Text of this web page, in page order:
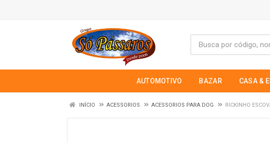
AUTOMOTIVO BAZAR CASA &
INÍCIO ACESSORIOS ACESSORIOS PARA DOG RICKINHO